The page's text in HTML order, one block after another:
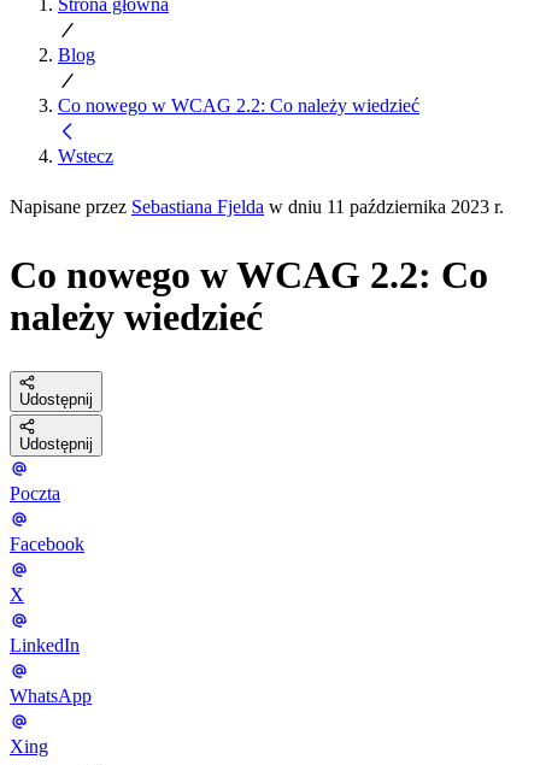
Blog
Co nowego w WCAG 2.2: Co należy wiedzieć
Wstecz
Napisane przez Sebastiana Fjelda w dniu 11 października 2023 r.
Co nowego w WCAG 2.2: Co
należy wiedzieć
Udostępnij
Udostępnij
Poczta
Facebook
X
LinkedIn
WhatsApp
Xing